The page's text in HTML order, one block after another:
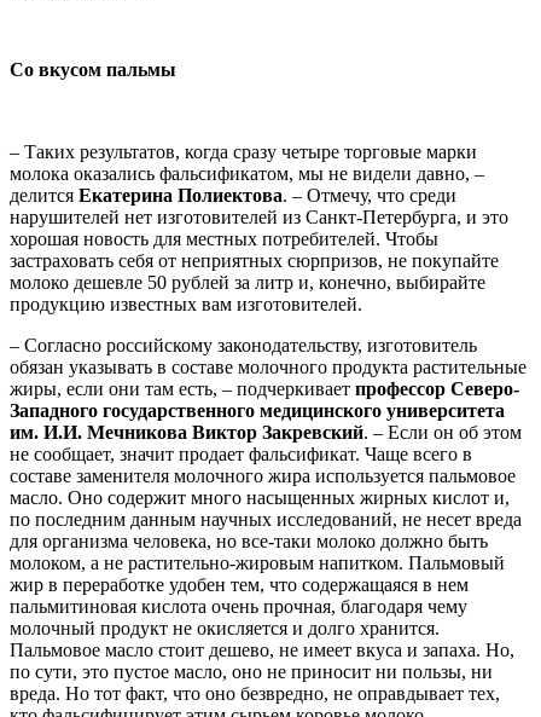
Со вкусом пальмы
– Таких результатов, когда сразу четыре торговые марки
молока оказались фальсификатом, мы не видели давно, –
делится Екатерина Полиектова. – Отмечу, что среди
нарушителей нет изготовителей из Санкт-Петербурга, и это
хорошая новость для местных потребителей. Чтобы
застраховать себя от неприятных сюрпризов, не покупайте
молоко дешевле 50 рублей за литр и, конечно, выбирайте
продукцию известных вам изготовителей.
– Согласно российскому законодательству, изготовитель
обязан указывать в составе молочного продукта растительные
жиры, если они там есть, – подчеркивает профессор Северо-
Западного государственного медицинского университета
им. И.И. Мечникова Виктор Закревский. – Если он об этом
не сообщает, значит продает фальсификат. Чаще всего в
составе заменителя молочного жира используется пальмовое
масло. Оно содержит много насыщенных жирных кислот и,
по последним данным научных исследований, не несет вреда
для организма человека, но все-таки молоко должно быть
молоком, а не растительно-жировым напитком. Пальмовый
жир в переработке удобен тем, что содержащаяся в нем
пальмитиновая кислота очень прочная, благодаря чему
молочный продукт не окисляется и долго хранится.
Пальмовое масло стоит дешево, не имеет вкуса и запаха. Но,
по сути, это пустое масло, оно не приносит ни пользы, ни
вреда. Но тот факт, что оно безвредно, не оправдывает тех,